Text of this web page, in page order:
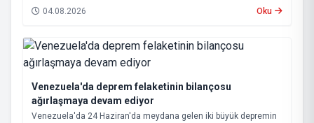
yoluna devam eden Beşiktaş ve Trabzonspor, grup aşamasına
kalabilmek için kritik eşleşmelerle karşı karşıya gelecek.
04.08.2026 Oku
Venezuela'da deprem felaketinin bilançosu
ağırlaşmaya devam ediyor
Venezuela'da 24 Haziran'da meydana gelen iki büyük depremin